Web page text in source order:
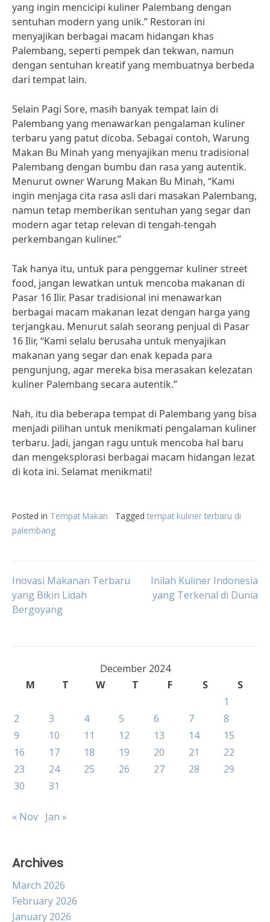
yang ingin mencicipi kuliner Palembang dengan
sentuhan modern yang unik.” Restoran ini
menyajikan berbagai macam hidangan khas
Palembang, seperti pempek dan tekwan, namun
dengan sentuhan kreatif yang membuatnya berbeda
dari tempat lain.
Selain Pagi Sore, masih banyak tempat lain di
Palembang yang menawarkan pengalaman kuliner
terbaru yang patut dicoba. Sebagai contoh, Warung
Makan Bu Minah yang menyajikan menu tradisional
Palembang dengan bumbu dan rasa yang autentik.
Menurut owner Warung Makan Bu Minah, “Kami
ingin menjaga cita rasa asli dari masakan Palembang,
namun tetap memberikan sentuhan yang segar dan
modern agar tetap relevan di tengah-tengah
perkembangan kuliner.”
Tak hanya itu, untuk para penggemar kuliner street
food, jangan lewatkan untuk mencoba makanan di
Pasar 16 Ilir. Pasar tradisional ini menawarkan
berbagai macam makanan lezat dengan harga yang
terjangkau. Menurut salah seorang penjual di Pasar
16 Ilir, “Kami selalu berusaha untuk menyajikan
makanan yang segar dan enak kepada para
pengunjung, agar mereka bisa merasakan kelezatan
kuliner Palembang secara autentik.”
Nah, itu dia beberapa tempat di Palembang yang bisa
menjadi pilihan untuk menikmati pengalaman kuliner
terbaru. Jadi, jangan ragu untuk mencoba hal baru
dan mengeksplorasi berbagai macam hidangan lezat
di kota ini. Selamat menikmati!
Posted in Tempat Makan Tagged tempat kuliner terbaru di
palembang
Post
navigation
Inovasi Makanan Terbaru
yang Bikin Lidah
Bergoyang
Inilah Kuliner Indonesia
yang Terkenal di Dunia
December 2024
M
T W T F S
S
1
2
3 4 5 6 7
8
9
10 11 12 13 14
15
16
17 18 19 20 21
22
23
24 25 26 27 28
29
30
31
« Nov Jan »
Archives
March 2026
February 2026
January 2026